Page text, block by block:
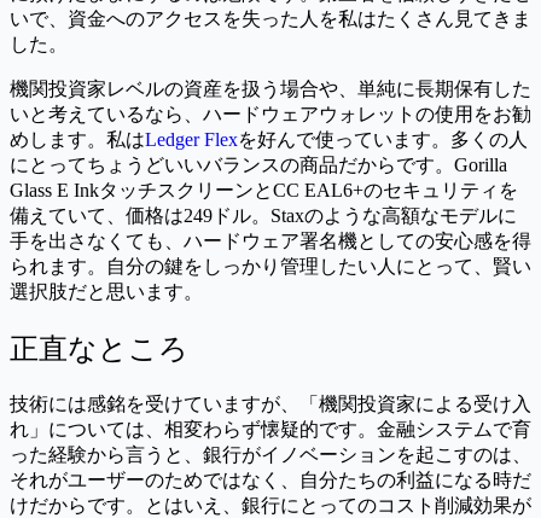
いで、資金へのアクセスを失った人を私はたくさん見てきま
した。
機関投資家レベルの資産を扱う場合や、単純に長期保有した
いと考えているなら、ハードウェアウォレットの使用をお勧
めします。私はLedger Flexを好んで使っています。多くの人
にとってちょうどいいバランスの商品だからです。Gorilla
Glass E InkタッチスクリーンとCC EAL6+のセキュリティを
備えていて、価格は249ドル。Staxのような高額なモデルに
手を出さなくても、ハードウェア署名機としての安心感を得
られます。自分の鍵をしっかり管理したい人にとって、賢い
選択肢だと思います。
正直なところ
技術には感銘を受けていますが、「機関投資家による受け入
れ」については、相変わらず懐疑的です。金融システムで育
った経験から言うと、銀行がイノベーションを起こすのは、
それがユーザーのためではなく、自分たちの利益になる時だ
けだからです。とはいえ、銀行にとってのコスト削減効果が